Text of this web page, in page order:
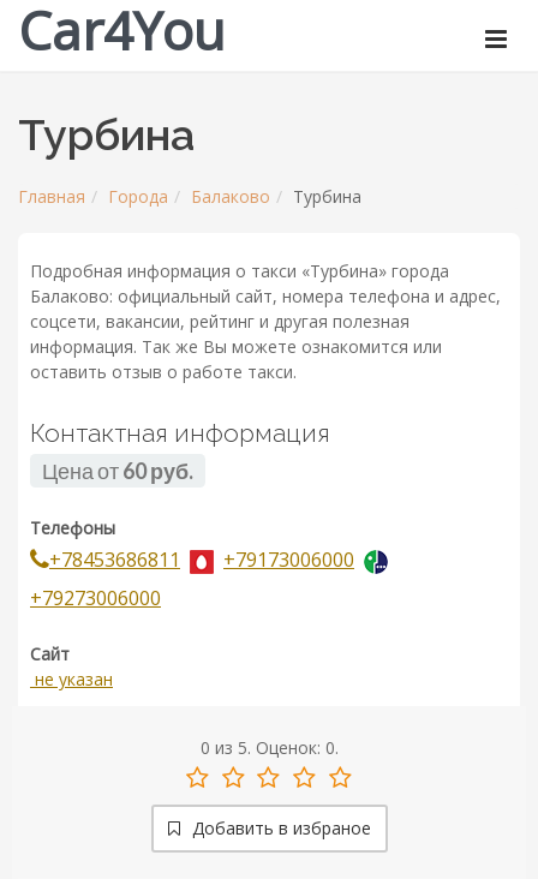
Car4You
Турбина
Главная Города Балаково Турбина
Подробная информация о такси «Турбина» города
Балаково: официальный сайт, номера телефона и адрес,
соцсети, вакансии, рейтинг и другая полезная
информация. Так же Вы можете ознакомится или
оставить отзыв о работе такси.
Контактная информация
Цена от60 руб.
Телефоны
+78453686811
+79173006000
+79273006000
Сайт
не указан
0 из 5. Оценок: 0.
Добавить в избраное